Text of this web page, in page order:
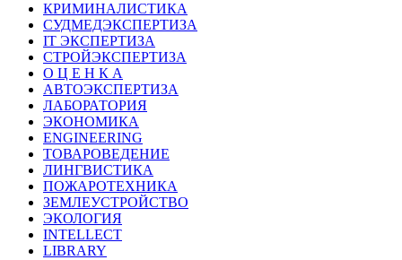
КРИМИНАЛИСТИКА
СУДМЕДЭКСПЕРТИЗА
IT ЭКСПЕРТИЗА
СТРОЙЭКСПЕРТИЗА
О Ц Е Н К А
АВТОЭКСПЕРТИЗА
ЛАБОРАТОРИЯ
ЭКОНОМИКА
ENGINEERING
ТОВАРОВЕДЕНИЕ
ЛИНГВИСТИКА
ПОЖАРОТЕХНИКА
ЗЕМЛЕУСТРОЙСТВО
ЭКОЛОГИЯ
INTELLECT
LIBRARY